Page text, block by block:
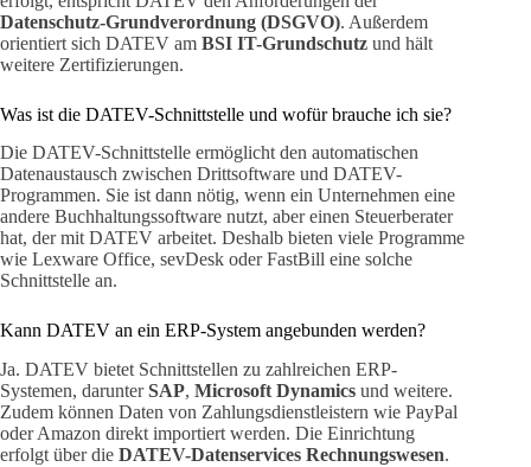
Datenschutz-Grundverordnung (DSGVO). Außerdem
orientiert sich DATEV am BSI IT-Grundschutz und hält
weitere Zertifizierungen.
Was ist die DATEV-Schnittstelle und wofür brauche ich sie?
Die DATEV-Schnittstelle ermöglicht den automatischen
Datenaustausch zwischen Drittsoftware und DATEV-
Programmen. Sie ist dann nötig, wenn ein Unternehmen eine
andere Buchhaltungssoftware nutzt, aber einen Steuerberater
hat, der mit DATEV arbeitet. Deshalb bieten viele Programme
wie Lexware Office, sevDesk oder FastBill eine solche
Schnittstelle an.
Kann DATEV an ein ERP-System angebunden werden?
Ja. DATEV bietet Schnittstellen zu zahlreichen ERP-
Systemen, darunterSAP, Microsoft Dynamics und weitere.
Zudem können Daten von Zahlungsdienstleistern wie PayPal
oder Amazon direkt importiert werden. Die Einrichtung
erfolgt über die DATEV-Datenservices Rechnungswesen.